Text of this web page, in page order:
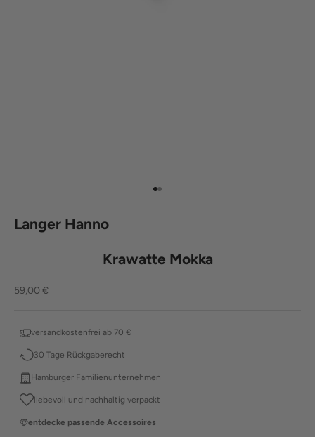
Gehe zu Element 1
Gehe zu Element 2
Langer Hanno
Krawatte Mokka
Angebot
59,00 €
versandkostenfrei ab 70 €
30 Tage Rückgaberecht
Hamburger Familienunternehmen
liebevoll und nachhaltig verpackt
entdecke passende Accessoires